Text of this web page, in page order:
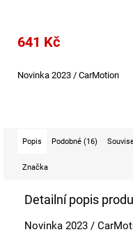
641 Kč
Novinka 2023 / CarMotion
Popis Podobné (16)
Značka
Detailní popis
Novinka 2023 /